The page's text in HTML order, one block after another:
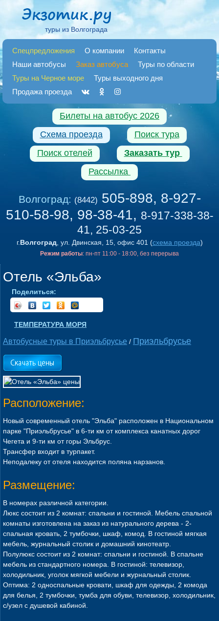
туры из Волгограда
Спецпредложения О компании
Контакты
Наши автобусы
Заказ автобуса
Туры по области
Туры на Черное море
Туры выходного дня
Продажа проезда
Билеты на автобус 2026
Схема проезда
Поиск тура
Поиск отелей
Заказать тур
Рассылка
Волгоград: (8442) 505-898, 8-927-
510-58-98, 98-38-41, 8-917-338-38-
41, 25-03-25
г.Волгоград, ул. Двинская, 15, офис 401 (схема проезда)
Режим работы: пн-пт 11:00 - 18:00, без перерыва
Отель «Эльба»
Поделиться:
ТЕМПЕРАТУРА МОРЯ
Автобусные туры в Приэльбрусье / Приэльбрусье
Расположение:
Новый современный отель "Эльба" расположен в Национальном
парке "Приэльбрусье" в 6-ти км от комплекса канатных дорог
Чегета и 9-ти км от горы Эльбрус.
Трансфер входит в турпакет.
Неподалеку от отеля находится поляна нарзанов.
Размещение:
В номерах различной категории.
Люкс состоит из 2 комнат: спальни и гостиной. Мебель спальной
комнаты изготовлена на заказ из натурального дерева - 2-
спальная кровать, 2 тумбочки, шкаф, комод. В гостиной мягкая
мебель, журнальный столик и домашний кинотеатр.
Полулюкс состоит из 2 комнат: спальни и гостиной. В спальне
мебель из стандартного номера. В гостиной: телевизор,
холодильник, уголок мягкой мебели и журнальный столик.
Оптима: 2 односпальные кровати, шкаф для одежды, 2 комода
для белья, 2 тумбочки, тумба для обуви, телевизор, холодильник,
с/узел с душевой кабиной.